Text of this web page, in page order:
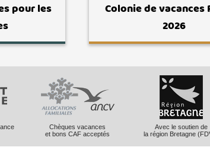
pour les
Colonie de vacances
2026
Chèques vacances
et bons CAF acceptés
Avec le soutien de
la région Bretagne